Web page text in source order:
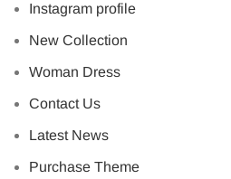
Instagram profile
New Collection
Woman Dress
Contact Us
Latest News
Purchase Theme